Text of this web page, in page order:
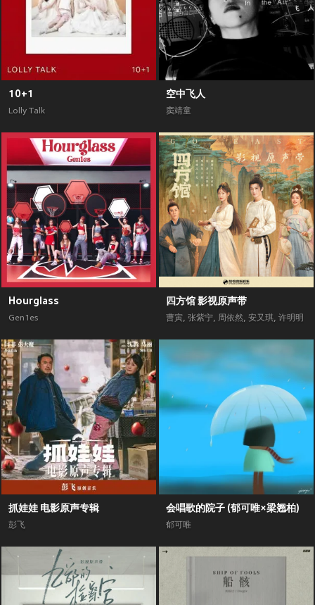
10+1
Lolly Talk
空中飞人
窦靖童
Hourglass
Gen1es
四方馆 影视原声带
曹寅, 张紫宁, 周依然, 安又琪, 许明明
抓娃娃 电影原声专辑
彭飞
会唱歌的院子 (郁可唯×梁翘柏)
郁可唯